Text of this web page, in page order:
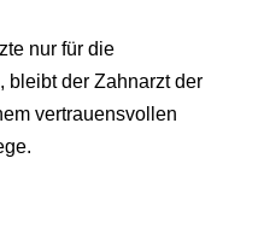
nur für die
bleibt der Zahnarzt der
vertrauensvollen